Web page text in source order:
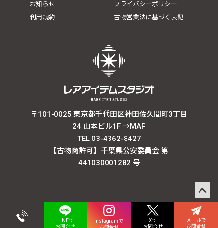
お知らせ
プライバシーポリシー
利用規約
古物営業法に基づく表記
〒101-0025 東京都千代田区神田佐久間町3丁目
24 山本ビル1F →MAP
TEL 03-4362-8427
【古物商許可】千葉県公安委員会 第
441030001282 号
LINEで
お問合せ
Instagramで
お問合せ
Xで
お問合せ
メールで
お問合せ